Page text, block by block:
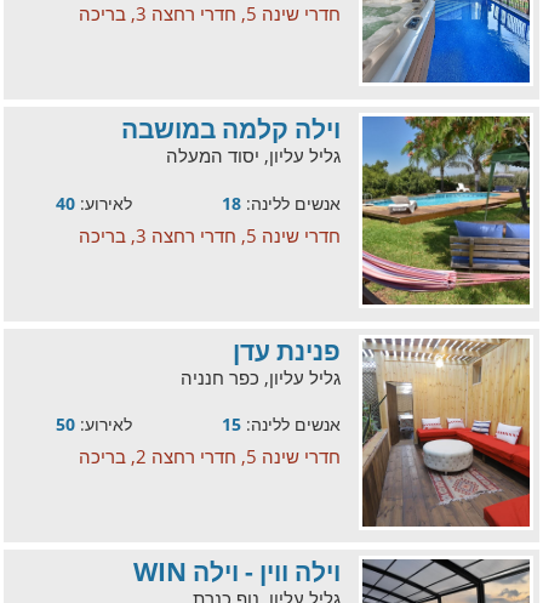
חדרי שינה 5, חדרי רחצה 3, בריכה
וילה קלמה במושבה
גליל עליון, יסוד המעלה
אנשים ללינה: 18 לאירוע: 40
חדרי שינה 5, חדרי רחצה 3, בריכה
פנינת עדן
גליל עליון, כפר חנניה
אנשים ללינה: 15 לאירוע: 50
חדרי שינה 5, חדרי רחצה 2, בריכה
וילה ווין - וילה WIN